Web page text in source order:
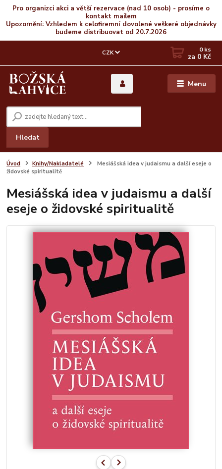
Pro organizci akci a větší rezervace (nad 10 osob) - prosíme o
kontakt mailem
Upozornění: Vzhledem k celofiremní dovolené veškeré objednávky
budeme distribuovat od 20.7.2026
Menu
CZK
Hledat
0ks
za 0 Kč
Úvod Knihy/Nakladatelé
Mesiášská idea v judaismu a další eseje o
židovské spiritualitě
Mesiášská idea v judaismu a další
eseje o židovské spiritualitě